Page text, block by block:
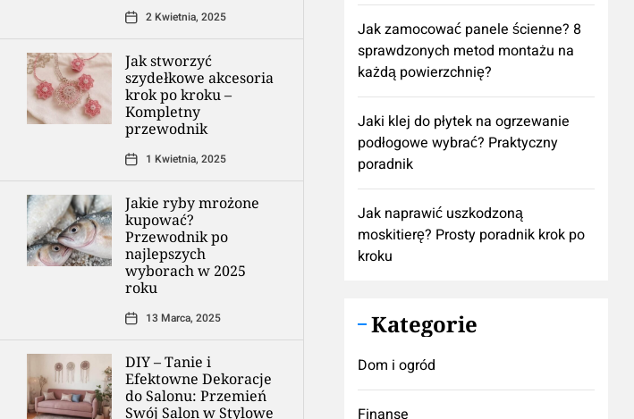
2 Kwietnia, 2025
Jak stworzyć
szydełkowe akcesoria
krok po kroku –
Kompletny
przewodnik
1 Kwietnia, 2025
Jakie ryby mrożone
kupować?
Przewodnik po
najlepszych
wyborach w 2025
roku
13 Marca, 2025
DIY – Tanie i
Efektowne Dekoracje
do Salonu: Przemień
Swój Salon w Stylowe
Jak zamocować panele ścienne? 8
sprawdzonych metod montażu na
każdą powierzchnię?
Jaki klej do płytek na ogrzewanie
podłogowe wybrać? Praktyczny
poradnik
Jak naprawić uszkodzoną
moskitierę? Prosty poradnik krok po
kroku
Kategorie
Dom i ogród
Finanse